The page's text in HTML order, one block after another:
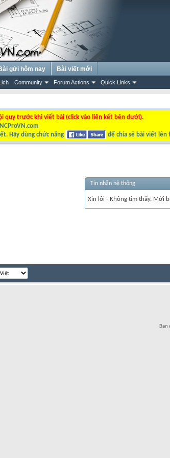
Community Forum Actions Quick Links
gửi hôm nay Bài viết mới
quy trước khi viết bài (click vào liên kết bên dưới).
Hãy dùng chức năng để chia sẻ bài viết lên
Tin nhắn hệ thống
Xin lỗi - Không tìm thấy. Mời
Ban